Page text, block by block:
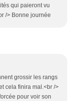
qui paieront vu
/> Bonne journée
grossir les rangs
cela finira mal.<br />
pour voir son